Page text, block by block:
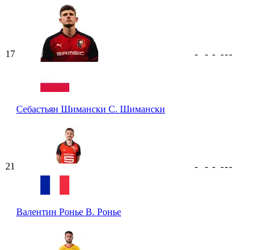
17
Себастьян Шимански С. Шимански
- - - ---
21
Валентин Ронье В. Ронье
- - - ---